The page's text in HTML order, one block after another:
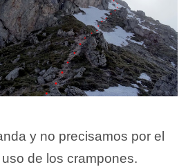
y no precisamos por el
de los crampones.